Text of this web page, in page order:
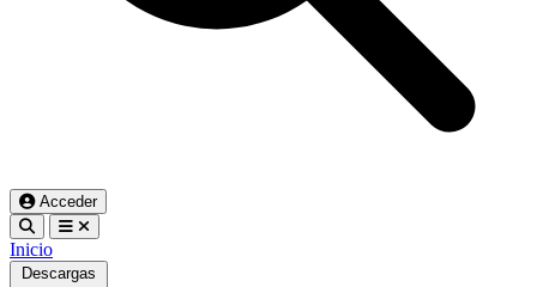
Acceder
Inicio
Descargas